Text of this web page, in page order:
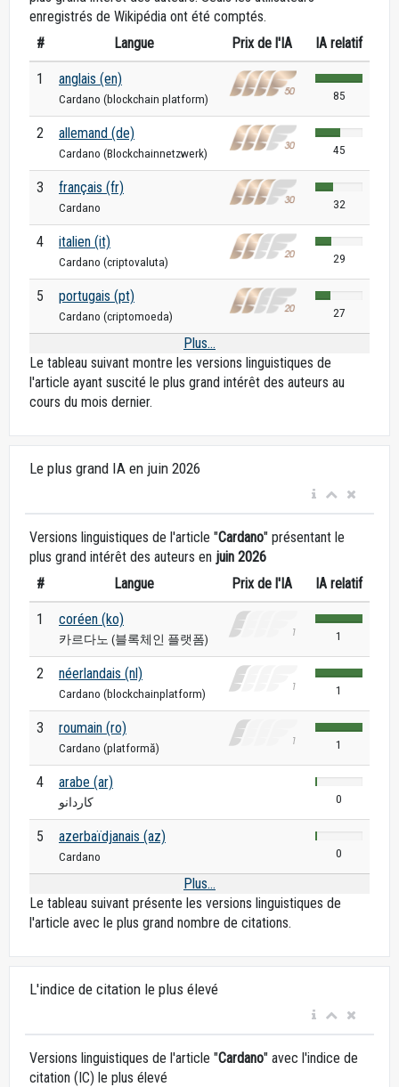
enregistrés de Wikipédia ont été comptés.
#
Langue Prix de l'IA IA relatif
1 anglais (en)
Cardano (blockchain platform) 85
2 allemand (de)
Cardano (Blockchainnetzwerk) 45
3 français (fr)
Cardano 32
4 italien (it)
Cardano (criptovaluta) 29
5 portugais (pt)
Cardano (criptomoeda) 27
Plus...
Le tableau suivant montre les versions linguistiques de
l'article ayant suscité le plus grand intérêt des auteurs au
cours du mois dernier.
Le plus grand IA en juin 2026
Versions linguistiques de l'article "Cardano" présentant le
plus grand intérêt des auteurs en juin 2026
#
Langue Prix de l'IA IA relatif
1 coréen (ko)
카르다노 (블록체인 플랫폼) 1
2 néerlandais (nl)
Cardano (blockchainplatform) 1
3 roumain (ro)
Cardano (platformă) 1
4 arabe (ar)
كاردانو 0
5 azerbaïdjanais (az)
Cardano 0
Plus...
Le tableau suivant présente les versions linguistiques de
l'article avec le plus grand nombre de citations.
L'indice de citation le plus élevé
Versions linguistiques de l'article "Cardano" avec l'indice de
citation (IC) le plus élevé